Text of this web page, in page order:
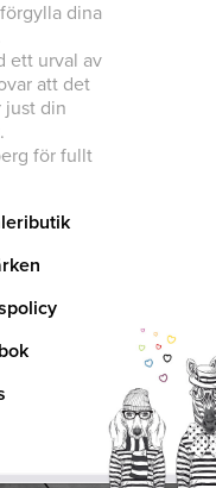
dina
ett urval av
att det
just din
för fullt